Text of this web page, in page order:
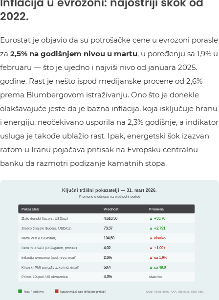
2022.
Eurostat je objavio da su potrošačke cene u evrozoni porasle
za 2,5% na godišnjem nivou u martu, u poređenju sa 1,9% u
februaru — što je ujedno i najviši nivo od januara 2025.
godine. Rast je nešto ispod medijanske procene od 2,6%
prema Blumbergovom istraživanju. Ono što je donekle
olakšavajuće jeste da je bazna inflacija, koja isključuje hranu
i energiju, neočekivano usporila na 2,3% godišnje, a indikator
usluga je takođe ublažio rast. Ipak, energetski šok izazvan
ratom u Iranu pojačava pritisak na Evropsku centralnu
banku da razmotri podizanje kamatnih stopa.